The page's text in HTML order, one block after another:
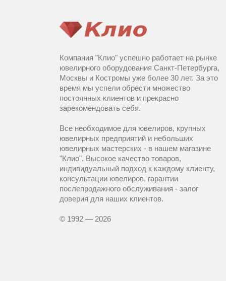
Компания "Клио" успешно работает на рынке
ювелирного оборудования Санкт-Петербурга,
Москвы и Костромы уже более 30 лет. За это
время мы успели обрести множество
постоянных клиентов и прекрасно
зарекомендовать себя.
Все необходимое для ювелиров, крупных
ювелирных предприятий и небольших
ювелирных мастерских - в нашем магазине
"Клио". Высокое качество товаров,
индивидуальный подход к каждому клиенту,
консультации ювелиров, гарантии
послепродажного обслуживания - залог
доверия для наших клиентов.
© 1992 — 2026